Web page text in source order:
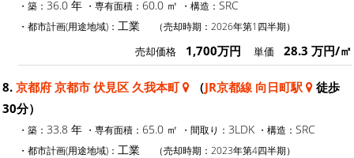
・築： 36.0 年 ・専有面積： 60.0 ㎡ ・構造： SRC
・都市計画(用途地域)： 工業 （売却時期：2026年第1四半期）
売却価格 1,700万円 単価 28.3 万円/㎡
8. 京都府 京都市 伏見区 久我本町 （JR京都線 向日町駅
徒歩
30分）
・築： 33.8 年 ・専有面積： 65.0 ㎡ ・間取り： 3LDK ・構造： SRC
・都市計画(用途地域)： 工業 （売却時期：2023年第4四半期）